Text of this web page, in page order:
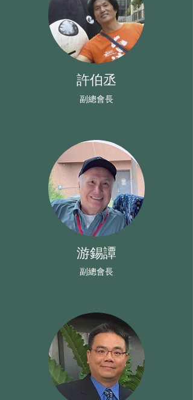
許伯丞
副總會長
游錫譚
​副總會長